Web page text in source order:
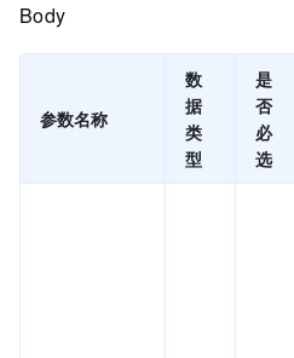
Body
参数名称
数
据
类
型
是
否
必
选